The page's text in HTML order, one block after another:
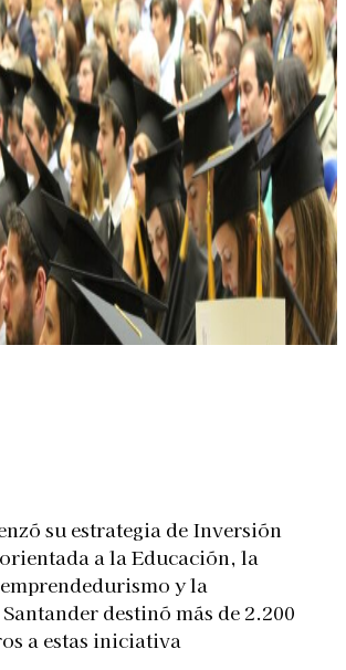
su estrategia de Inversión
a la Educación, la
y la
destinó más de 2.200
a estas iniciativa